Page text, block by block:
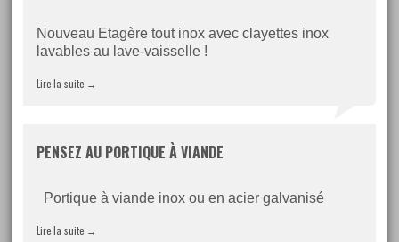
Nouveau Etagère tout inox avec clayettes inox
lavables au lave-vaisselle !
Lire la suite →
PENSEZ AU PORTIQUE À VIANDE
Portique à viande inox ou en acier galvanisé
Lire la suite →